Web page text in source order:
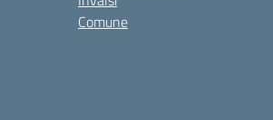
Comune